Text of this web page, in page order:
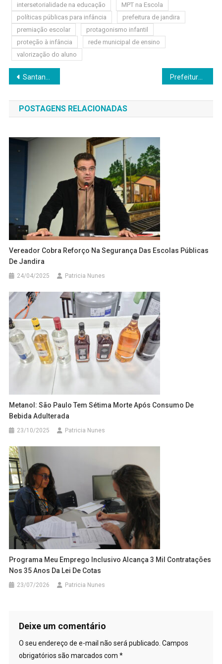
intersetorialidade na educação
MPT na Escola
políticas públicas para infância
prefeitura de jandira
premiação escolar
protagonismo infantil
proteção à infância
rede municipal de ensino
valorização do aluno
Navegação
de
Post
Santana de Parnaíba inicia Junho Verde com programação especial e ações de sustentabilidade
POSTAGENS RELACIONADAS
Vereador Cobra Reforço Na Segurança Das Escolas Públicas
De Jandira
24/04/2025 Patricia Nunes
Metanol: São Paulo Tem Sétima Morte Após Consumo De
Bebida Adulterada
23/10/2025 Patricia Nunes
Programa Meu Emprego Inclusivo Alcança 3 Mil Contratações
Nos 35 Anos Da Lei De Cotas
23/07/2026 Patricia Nunes
Deixe um comentário
O seu endereço de e-mail não será publicado. Campos
obrigatórios são marcados com *